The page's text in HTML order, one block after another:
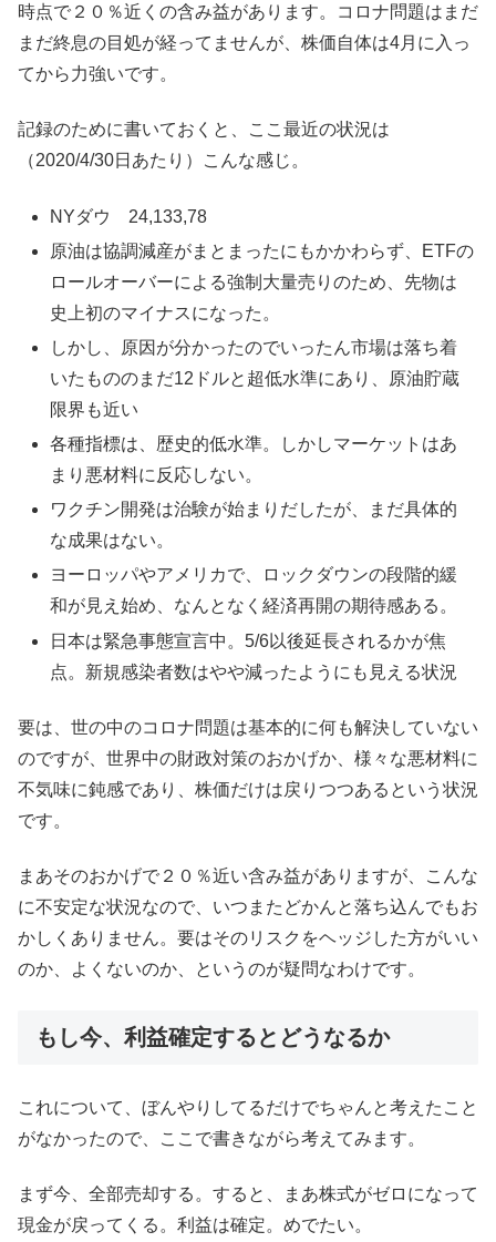
時点で２０％近くの含み益があります。コロナ問題はまだ
まだ終息の目処が経ってませんが、株価自体は4月に入っ
てから力強いです。
記録のために書いておくと、ここ最近の状況は
（2020/4/30日あたり）こんな感じ。
NYダウ 24,133,78
原油は協調減産がまとまったにもかかわらず、ETFの
ロールオーバーによる強制大量売りのため、先物は
史上初のマイナスになった。
しかし、原因が分かったのでいったん市場は落ち着
いたもののまだ12ドルと超低水準にあり、原油貯蔵
限界も近い
各種指標は、歴史的低水準。しかしマーケットはあ
まり悪材料に反応しない。
ワクチン開発は治験が始まりだしたが、まだ具体的
な成果はない。
ヨーロッパやアメリカで、ロックダウンの段階的緩
和が見え始め、なんとなく経済再開の期待感ある。
日本は緊急事態宣言中。5/6以後延長されるかが焦
点。新規感染者数はやや減ったようにも見える状況
要は、世の中のコロナ問題は基本的に何も解決していない
のですが、世界中の財政対策のおかげか、様々な悪材料に
不気味に鈍感であり、株価だけは戻りつつあるという状況
です。
まあそのおかげで２０％近い含み益がありますが、こんな
に不安定な状況なので、いつまたどかんと落ち込んでもお
かしくありません。要はそのリスクをヘッジした方がいい
のか、よくないのか、というのが疑問なわけです。
もし今、利益確定するとどうなるか
これについて、ぼんやりしてるだけでちゃんと考えたこと
がなかったので、ここで書きながら考えてみます。
まず今、全部売却する。すると、まあ株式がゼロになって
現金が戻ってくる。利益は確定。めでたい。